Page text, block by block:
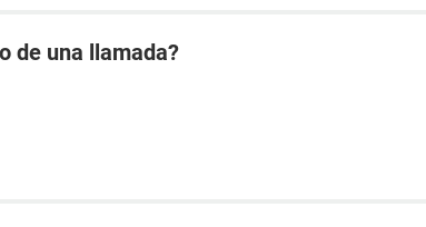
de una llamada?